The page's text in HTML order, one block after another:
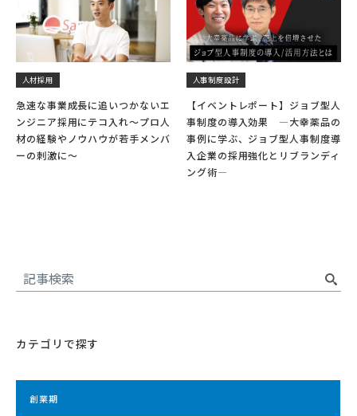
人材採用
急速な事業成長に追いつかないエ
ンジニア採用にテコ入れ〜プロ人
材の経験やノウハウが若手メンバ
ーの刺激に〜
人事制度設計
【イベントレポート】ジョブ型人
事制度の導入効果 ―大幸薬品の
事例に学ぶ、ジョブ型人事制度導
入企業の採用強化とリブランディ
ング術―
カテゴリで探す
創業期